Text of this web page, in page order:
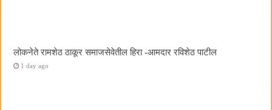
लोकनेते रामशेठ ठाकूर समाजसेवेतील हिरा -आमदार रविशेठ पाटील
1 day ago